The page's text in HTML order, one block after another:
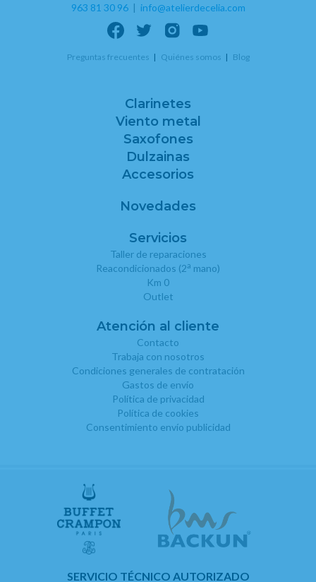
963 81 30 96| info@atelierdecelia.com
Preguntas frecuentes Quiénes somos Blog
Clarinetes
Viento metal
Saxofones
Dulzainas
Accesorios
Novedades
Servicios
Taller de reparaciones
Reacondicionados (2a mano)
Km 0
Outlet
Atención al cliente
Contacto
Trabaja con nosotros
Condiciones generales de contratación
Gastos de envío
Política de privacidad
Política de cookies
Consentimiento envío publicidad
SERVICIO TÉCNICO AUTORIZADO